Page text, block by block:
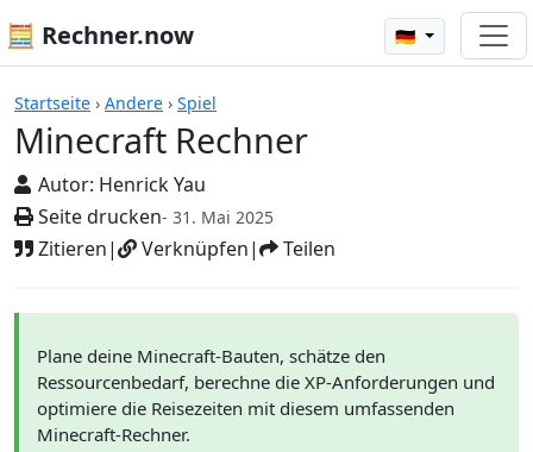
🧮 Rechner.now 🇩🇪
Startseite › Andere › Spiel
Minecraft Rechner
Autor: Henrick Yau
Seite drucken- 31. Mai 2025
Zitieren| Verknüpfen| Teilen
Rechner
Plane deine Minecraft-Bauten, schätze den
Ressourcenbedarf, berechne die XP-Anforderungen und
optimiere die Reisezeiten mit diesem umfassenden
Minecraft-Rechner.